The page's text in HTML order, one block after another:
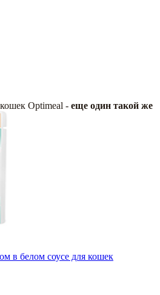
Optimeal - еще один такой же
в белом соусе для кошек